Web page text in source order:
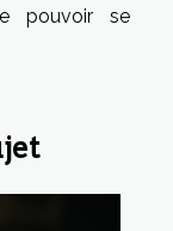
pouvoir se